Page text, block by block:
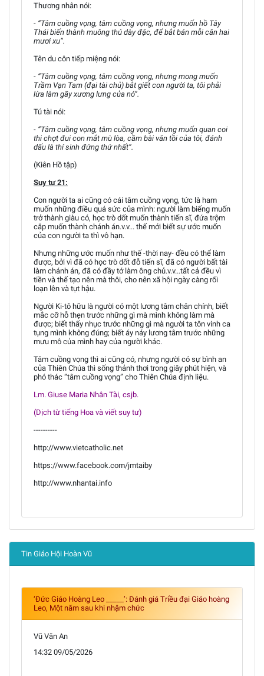
Thương nhân nói:
- “Tâm cuồng vọng, tâm cuồng vọng, nhưng muốn hồ Tây
Thái biến thành muông thú dày đặc, để bắt bán mỗi cân hai
mươi xu”.
Tên du côn tiếp miệng nói:
- “Tâm cuồng vọng, tâm cuồng vọng, nhưng mong muốn
Trầm Vạn Tam (đại tài chủ) bắt giết con người ta, tôi phải
lừa làm gãy xương lưng của nó”.
Tú tài nói:
- “Tâm cuồng vọng, tâm cuồng vọng, nhưng muốn quan coi
thi chợt đui con mắt mù lòa, cầm bài văn tồi của tôi, đánh
dấu là thí sinh đứng thứ nhất”.
(Kiên Hồ tập)
Suy tư 21:
Con người ta ai cũng có cái tâm cuồng vọng, tức là ham
muốn những điều quá sức của mình: người làm biếng muốn
trở thành giàu có, học trò dốt muốn thành tiến sĩ, đứa trộm
cắp muốn thành chánh án.v.v... thế mới biết sự ước muốn
của con người ta thì vô hạn.
Nhưng những ước muốn như thế -thời nay- đều có thể làm
được, bởi vì đã có học trò dốt đỗ tiến sĩ, đã có người bất tài
làm chánh án, đã có đầy tớ làm ông chủ.v.v...tất cả đều vì
tiền và thế tạo nên mà thôi, cho nên xã hội ngày càng rối
loạn lên và tụt hậu.
Người Ki-tô hữu là người có một lương tâm chân chính, biết
mắc cỡ hỗ thẹn trước những gì mà mình không làm mà
được; biết thấy nhục trước những gì mà người ta tôn vinh ca
tụng mình không đúng; biết áy náy lương tâm trước những
mưu mô của mình hay của người khác.
Tâm cuồng vọng thì ai cũng có, nhưng người có sự bình an
của Thiên Chúa thì sống thảnh thơi trong giây phút hiện, và
phó thác “tâm cuồng vọng” cho Thiên Chúa định liệu.
Lm. Giuse Maria Nhân Tài, csjb.
(Dịch từ tiếng Hoa và viết suy tư)
----------
http://www.vietcatholic.net
https://www.facebook.com/jmtaiby
http://www.nhantai.info
Tin Giáo Hội Hoàn Vũ
‘Đức Giáo Hoàng Leo _____’: Đánh giá Triều đại Giáo hoàng
Leo, Một năm sau khi nhậm chức
Vũ Văn An
14:32 09/05/2026